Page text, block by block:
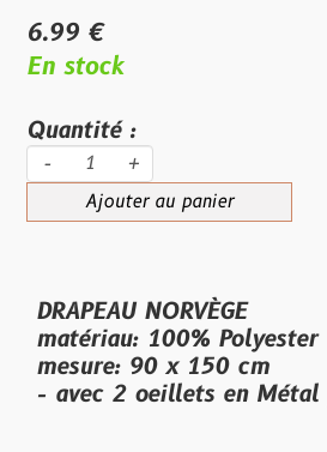
6.99 €
En stock
Quantité :
- +
Ajouter au panier
DRAPEAU NORVÈGE
matériau: 100% Polyester
mesure: 90 x 150 cm
- avec 2 oeillets en Métal